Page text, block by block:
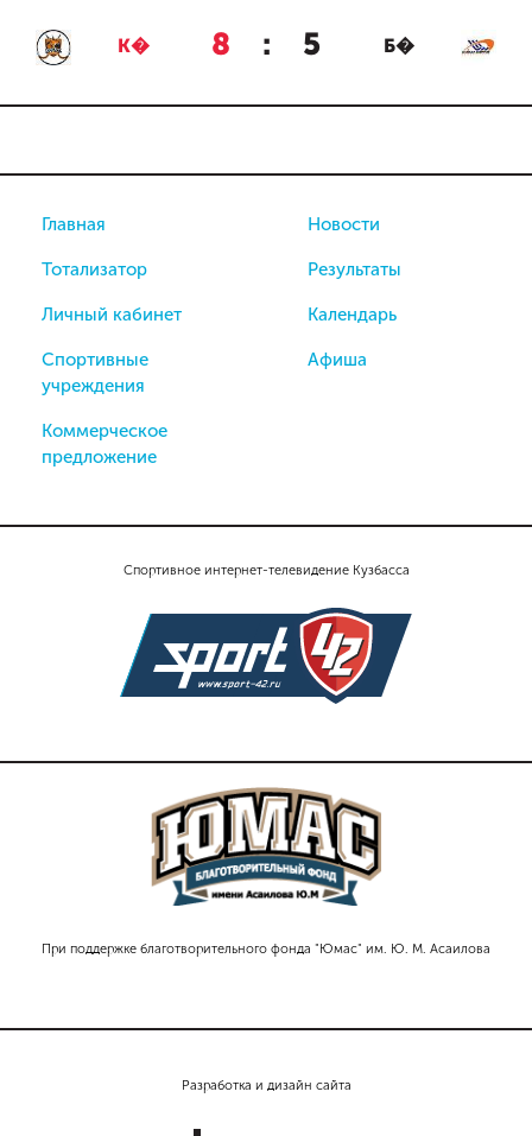
К� 8 : 5 Б�
Спортивное интернет-телевидение Кузбасса
При поддержке благотворительного фонда "Юмас" им. Ю. М. Асаилова
Главная
Тотализатор
Личный кабинет
Спортивные
учреждения
Коммерческое
предложение
Новости
Результаты
Календарь
Афиша
Разработка и дизайн сайта